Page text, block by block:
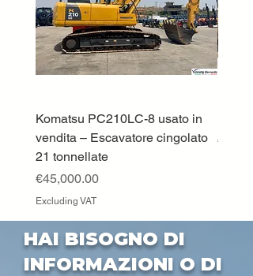
Komatsu PC210LC-8 usato in
vendita – Escavatore cingolato
21 tonnellate
Price
€45,000.00
Excluding VAT
Price
HAI BISOGNO DI
INFORMAZIONI O DI